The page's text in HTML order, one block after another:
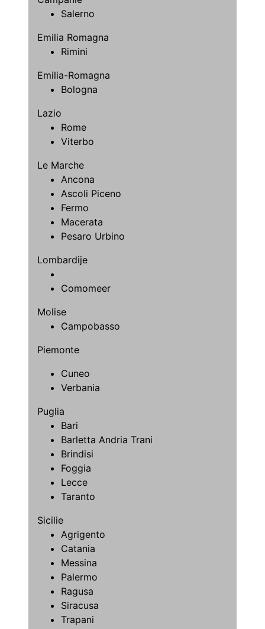
Salerno
Emilia Romagna
Rimini
Emilia-Romagna
Bologna
Lazio
Rome
Viterbo
Le Marche
Ancona
Ascoli Piceno
Fermo
Macerata
Pesaro Urbino
Lombardije
Comomeer
Molise
Campobasso
Piemonte
Cuneo
Verbania
Puglia
Bari
Barletta Andria Trani
Brindisi
Foggia
Lecce
Taranto
Sicilie
Agrigento
Catania
Messina
Palermo
Ragusa
Siracusa
Trapani